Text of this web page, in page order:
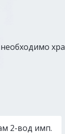
2-вод имп.